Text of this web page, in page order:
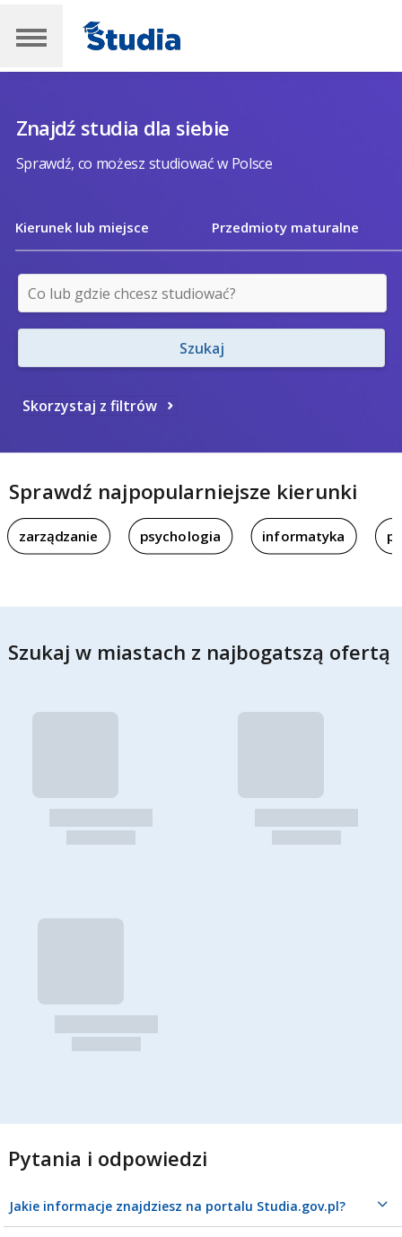
Znajdź studia dla siebie
Sprawdź, co możesz studiować w Polsce
Kierunek lub miejsce Przedmioty maturalne
Szukaj
Skorzystaj z filtrów
Sprawdź najpopularniejsze kierunki
zarządzanie psychologia informatyka
Szukaj w miastach z najbogatszą ofertą
Pytania i odpowiedzi
Jakie informacje znajdziesz na portalu Studia.gov.pl?